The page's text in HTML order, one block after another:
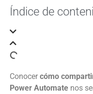
Índice de
Conocer cómo
Power Automate nos